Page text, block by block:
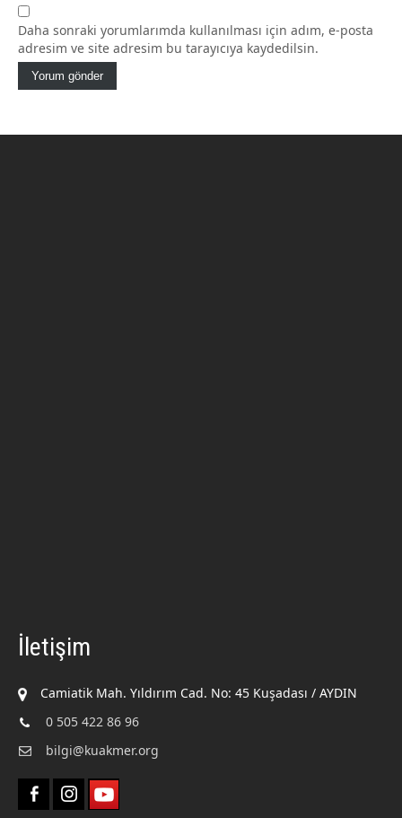
Daha sonraki yorumlarımda kullanılması için adım, e-posta
adresim ve site adresim bu tarayıcıya kaydedilsin.
İletişim
Camiatik Mah. Yıldırım Cad. No: 45 Kuşadası / AYDIN
0 505 422 86 96
bilgi@kuakmer.org